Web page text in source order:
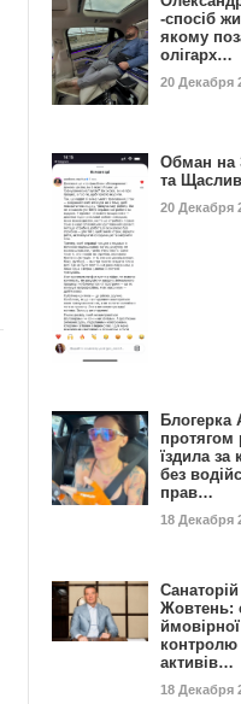
-спосіб
якому
олігарх…
20 Декабря
Обман на
та
20 Декабря
Блогерка
протягом
їздила за
без
прав…
18 Декабря
Санаторій
Жовтень:
контролю
активів…
18 Декабря